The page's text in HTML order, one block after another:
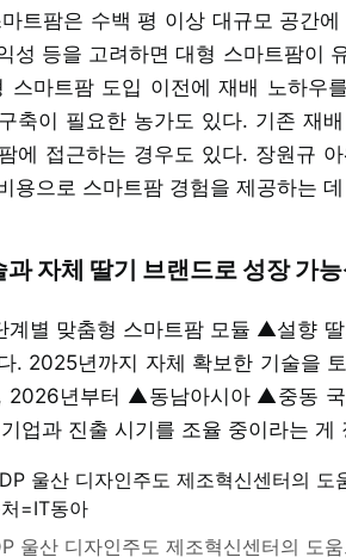
트팜은 수백 평 이상 대규모 공간
성 등을 고려하면 대형 스마트팜이
스마트팜 도입 이전에 재배 노하우
축이 필요한 농가도 있다. 기존 재
에 접근하는 경우도 있다. 장원규
용으로 스마트팜 경험을 제공하는
과 자체 딸기 브랜드로 성장 가
별 맞춤형 스마트팜 모듈 ▲설향
. 2025년까지 자체 확보한 기술을
2026년부터 ▲동남아시아 ▲중동
업과 진출 시기를 조율 중이라는 게
울산 디자인주도 제조혁신센터의 도